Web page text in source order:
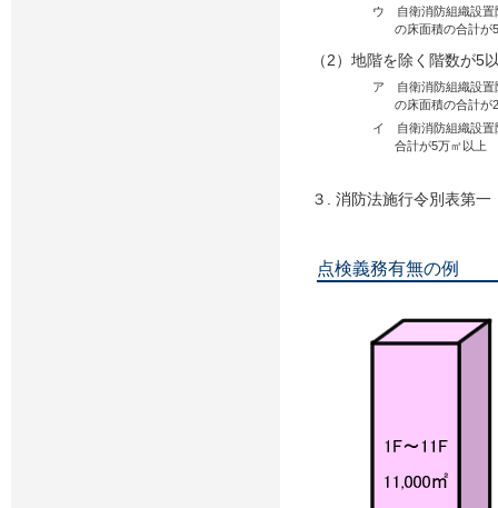
ウ 自衛消防組織設置
の床面積の合計が
（2）地階を除く階数が5
ア 自衛消防組織設置
の床面積の合計が
イ 自衛消防組織設置
合計が5万㎡以上
３. 消防法施行令別表第
点検義務有無の例